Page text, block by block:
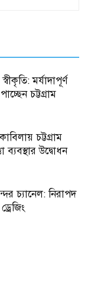
মর্যাদাপূর্ণ
চট্টগ্রাম
চট্টগ্রাম
ব্যবস্থার উদ্বোধন
চ্যানেল: নিরাপদ